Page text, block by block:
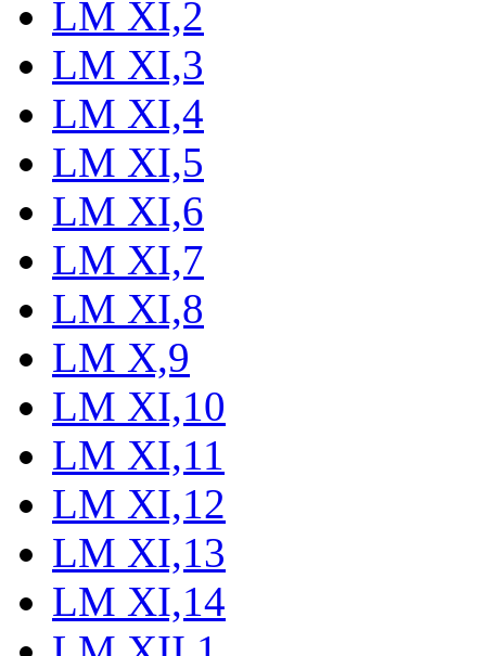
LM XI,2
LM XI,3
LM XI,4
LM XI,5
LM XI,6
LM XI,7
LM XI,8
LM X,9
LM XI,10
LM XI,11
LM XI,12
LM XI,13
LM XI,14